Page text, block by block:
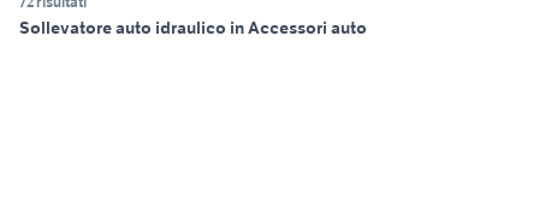
Sollevatore auto idraulico in Accessori auto